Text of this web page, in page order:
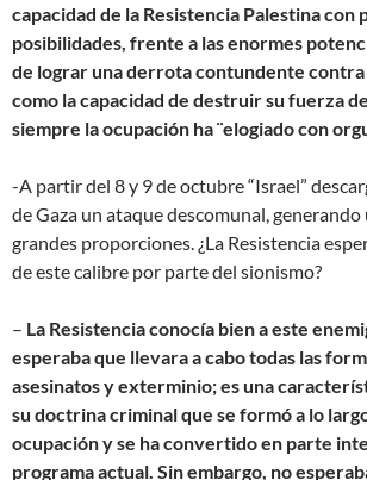
capacidad de la Resistencia Palestina con
posibilidades, frente a las enormes
de lograr una derrota contundente contra
como la capacidad de destruir su fuerza
siempre la ocupación ha ¨elogiado con
-A partir del 8 y 9 de octubre “Israel”
de Gaza un ataque descomunal,
grandes proporciones. ¿La Resistencia
de este calibre por parte del sionismo?
– La Resistencia conocía bien a este
esperaba que llevara a cabo todas las
asesinatos y exterminio; es una
su doctrina criminal que se formó a lo
ocupación y se ha convertido en parte
programa actual. Sin embargo, no